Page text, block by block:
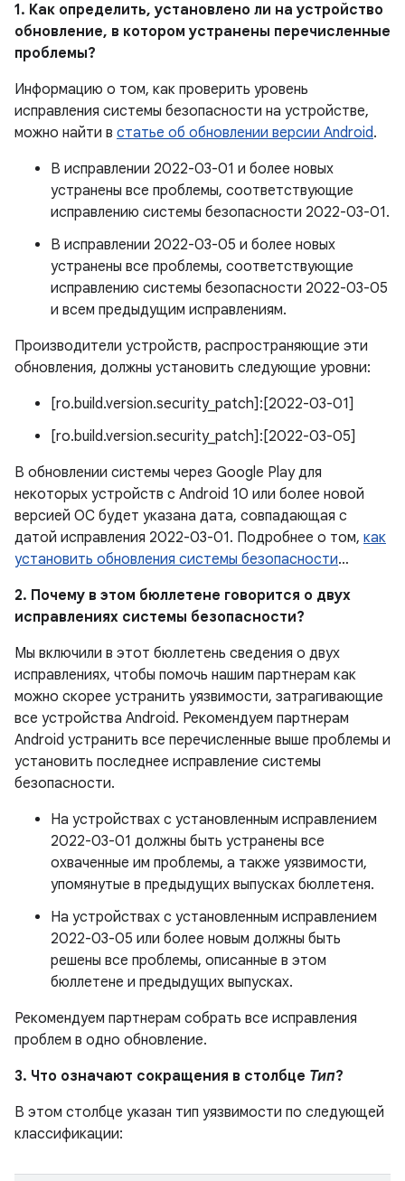
1. Как определить, установлено ли на устройство
обновление, в котором устранены перечисленные
проблемы?
Информацию о том, как проверить уровень
исправления системы безопасности на устройстве,
можно найти в статье об обновлении версии Android.
В исправлении 2022-03-01 и более новых
устранены все проблемы, соответствующие
исправлению системы безопасности 2022-03-01.
В исправлении 2022-03-05 и более новых
устранены все проблемы, соответствующие
исправлению системы безопасности 2022-03-05
и всем предыдущим исправлениям.
Производители устройств, распространяющие эти
обновления, должны установить следующие уровни:
[ro.build.version.security_patch]:[2022-03-01]
[ro.build.version.security_patch]:[2022-03-05]
В обновлении системы через Google Play для
некоторых устройств с Android 10 или более новой
версией ОС будет указана дата, совпадающая с
датой исправления 2022-03-01. Подробнее о том, как
установить обновления системы безопасности…
2. Почему в этом бюллетене говорится о двух
исправлениях системы безопасности?
Мы включили в этот бюллетень сведения о двух
исправлениях, чтобы помочь нашим партнерам как
можно скорее устранить уязвимости, затрагивающие
все устройства Android. Рекомендуем партнерам
Android устранить все перечисленные выше проблемы и
установить последнее исправление системы
безопасности.
На устройствах с установленным исправлением
2022-03-01 должны быть устранены все
охваченные им проблемы, а также уязвимости,
упомянутые в предыдущих выпусках бюллетеня.
На устройствах с установленным исправлением
2022-03-05 или более новым должны быть
решены все проблемы, описанные в этом
бюллетене и предыдущих выпусках.
Рекомендуем партнерам собрать все исправления
проблем в одно обновление.
3. Что означают сокращения в столбце Тип?
В этом столбце указан тип уязвимости по следующей
классификации: